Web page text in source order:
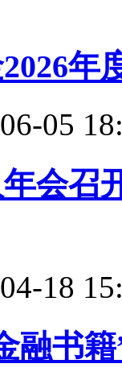
年
05
年会
18
融书